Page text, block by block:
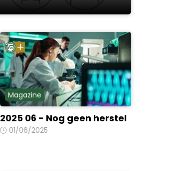
Magazine
2025 06 - Nog geen herstel
01/06/2025